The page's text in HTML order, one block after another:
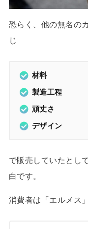
恐らく、他の無名の
じ
材料
製造工程
頑丈さ
デザイン
で販売していたとし
白です。
消費者は「エルメス